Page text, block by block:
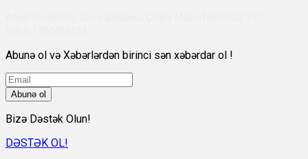
Abunə ol və Xəbərlərdən birinci sən xəbərdar ol !
Abunə ol
Bizə Dəstək Olun!
DƏSTƏK OL!